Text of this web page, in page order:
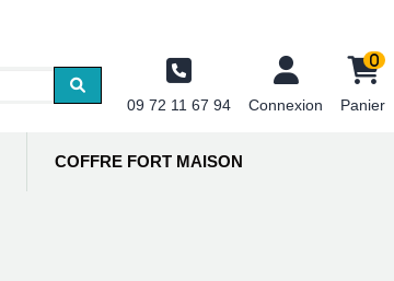
09 72 11 67 94 Connexion
0
Panier
COFFRE FORT MAISON